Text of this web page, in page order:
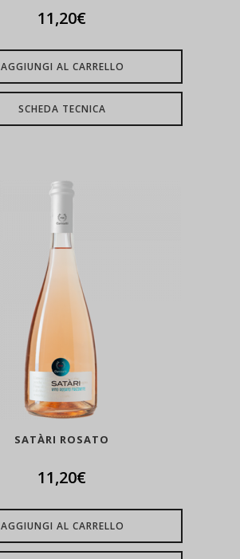
11,20€
AGGIUNGI AL CARRELLO
SCHEDA TECNICA
SATÀRI ROSATO
11,20€
AGGIUNGI AL CARRELLO